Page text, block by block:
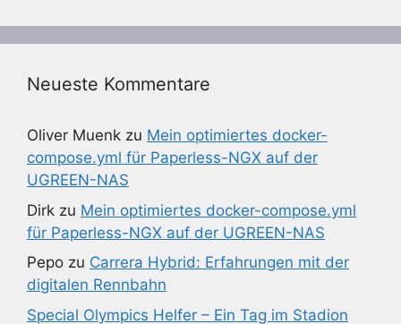
Neueste Kommentare
Oliver Muenk zu Mein optimiertes docker-
compose.yml für Paperless-NGX auf der
UGREEN-NAS
Dirk zu Mein optimiertes docker-compose.yml
für Paperless-NGX auf der UGREEN-NAS
Pepo zu Carrera Hybrid: Erfahrungen mit der
digitalen Rennbahn
Special Olympics Helfer – Ein Tag im Stadion